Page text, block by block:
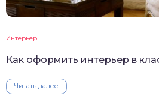
Интерьер
Как оформить интерьер в
Читать далее